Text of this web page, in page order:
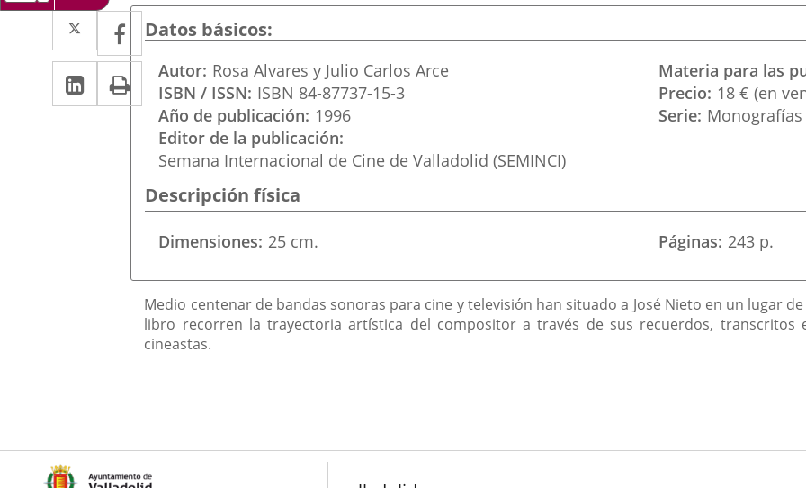
Twitter
Enlace
a
una
aplicación
externa.
Facebook
Enlace
a
una
aplicación
externa.
Linkedin
Enlace
a
aplicación
externa.
Print
Datos básicos
Autor Rosa Alvares y Julio Carlos Arce
ISBN / ISSN ISBN 84-87737-15-3
Año de publicación 1996
Editor de la publicación
Semana Internacional de Cine de Valladolid (SEMINCI)
Materia para las
Precio 18 € (en
Serie Monografías
Descripción física
Dimensiones 25 cm. Páginas 243 p.
Descripción
Medio centenar de bandas sonoras para cine y televisión han situado a José Nieto en un lugar
libro recorren la trayectoria artística del compositor a través de sus recuerdos,
cineastas.